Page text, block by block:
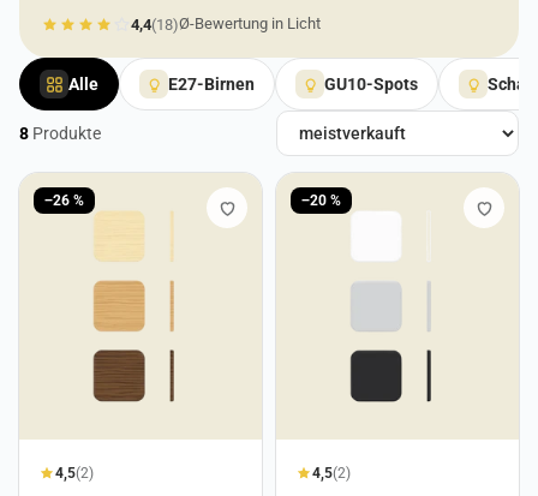
4,4(18)Ø-Bewertung in Licht
Alle E27-Birnen GU10-Spots
8 Produkte
Produkte in Licht
−26 %
4,5(2)
−20 %
4,5(2)